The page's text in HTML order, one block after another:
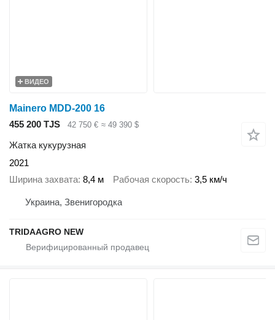
ВИДЕО
Mainero MDD-200 16
455 200 TJS
42 750 € ≈ 49 390 $
Жатка кукурузная
2021
Ширина захвата 8,4 м Рабочая скорость 3,5 км/ч
Украина, Звенигородка
TRIDAAGRO NEW